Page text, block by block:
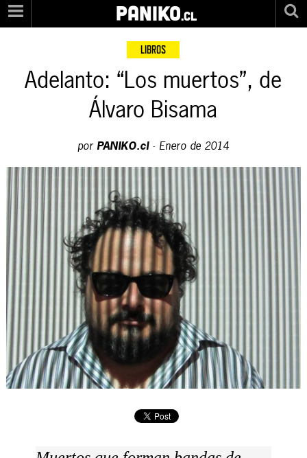
PANIKO.cl
LIBROS
Adelanto: “Los muertos”, de
Álvaro Bisama
por PANIKO.cl· Enero de 2014